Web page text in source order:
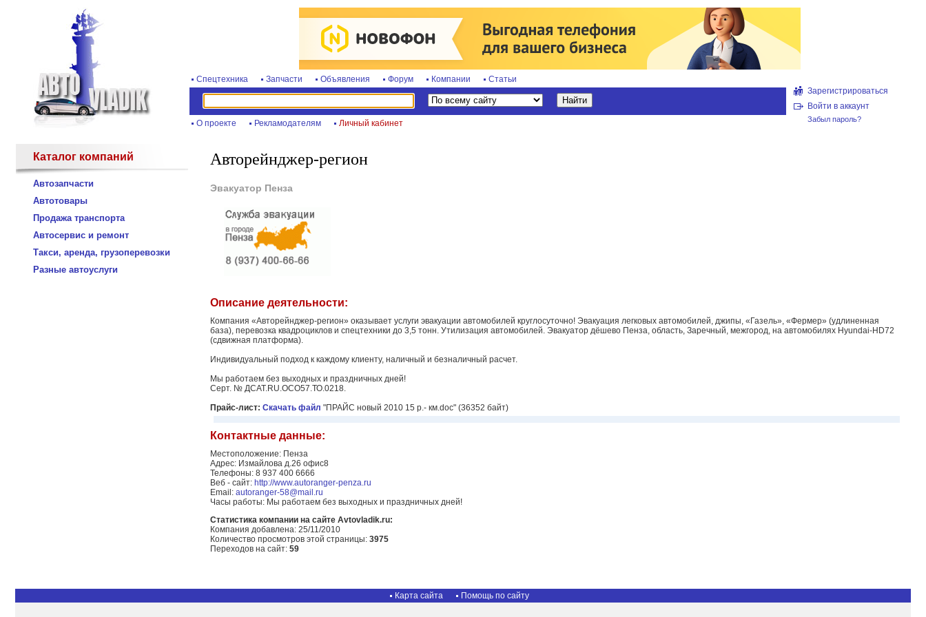
Спецтехника Запчасти Объявления Форум Компании Статьи
О проекте Рекламодателям Личный кабинет
Зарегистрироваться
Войти в аккаунт
Забыл пароль?
Каталог компаний
Автозапчасти
Автотовары
Продажа транспорта
Автосервис и ремонт
Такси, аренда, грузоперевозки
Разные автоуслуги
Авторейнджер-регион
Эвакуатор Пенза
Описание деятельности:
Компания «Авторейнджер-регион» оказывает услуги эвакуации автомобилей круглосуточно! Эвакуация легковых автомобилей, джипы, «Газель», «Фермер» (удлиненная
база), перевозка квадроциклов и спецтехники до 3,5 тонн. Утилизация автомобилей. Эвакуатор дёшево Пенза, область, Заречный, межгород, на автомобилях Hyundai-HD72
(сдвижная платформа).
Индивидуальный подход к каждому клиенту, наличный и безналичный расчет.
Мы работаем без выходных и праздничных дней!
Серт. № ДСАТ.RU.ОСО57.ТО.0218.
Прайс-лист: Скачать файл "ПРАЙС новый 2010 15 р.- км.doc" (36352 байт)
Контактные данные:
Местоположение: Пенза
Адрес: Измайлова д.26 офис8
Телефоны: 8 937 400 6666
Веб - сайт: http://www.autoranger-penza.ru
Email: autoranger-58@mail.ru
Часы работы: Мы работаем без выходных и праздничных дней!
Статистика компании на сайте Avtovladik.ru:
Компания добавлена: 25/11/2010
Количество просмотров этой страницы: 3975
Переходов на сайт: 59
Карта сайта Помощь по сайту